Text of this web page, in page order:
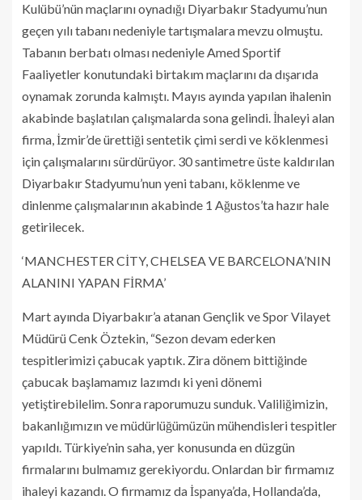
Kulübü’nün maçlarını oynadığı Diyarbakır Stadyumu’nun
geçen yılı tabanı nedeniyle tartışmalara mevzu olmuştu.
Tabanın berbatı olması nedeniyle Amed Sportif
Faaliyetler konutundaki birtakım maçlarını da dışarıda
oynamak zorunda kalmıştı. Mayıs ayında yapılan ihalenin
akabinde başlatılan çalışmalarda sona gelindi. İhaleyi alan
firma, İzmir’de ürettiği sentetik çimi serdi ve köklenmesi
için çalışmalarını sürdürüyor. 30 santimetre üste kaldırılan
Diyarbakır Stadyumu’nun yeni tabanı, köklenme ve
dinlenme çalışmalarının akabinde 1 Ağustos’ta hazır hale
getirilecek.
‘MANCHESTER CİTY, CHELSEA VE BARCELONA’NIN
ALANINI YAPAN FİRMA’
Mart ayında Diyarbakır’a atanan Gençlik ve Spor Vilayet
Müdürü Cenk Öztekin, “Sezon devam ederken
tespitlerimizi çabucak yaptık. Zira dönem bittiğinde
çabucak başlamamız lazımdı ki yeni dönemi
yetiştirebilelim. Sonra raporumuzu sunduk. Valiliğimizin,
bakanlığımızın ve müdürlüğümüzün mühendisleri tespitler
yapıldı. Türkiye’nin saha, yer konusunda en düzgün
firmalarını bulmamız gerekiyordu. Onlardan bir firmamız
ihaleyi kazandı. O firmamız da İspanya’da, Hollanda’da,